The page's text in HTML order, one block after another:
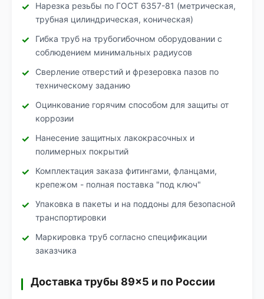
Нарезка резьбы по ГОСТ 6357-81 (метрическая,
трубная цилиндрическая, коническая)
Гибка труб на трубогибочном оборудовании с
соблюдением минимальных радиусов
Сверление отверстий и фрезеровка пазов по
техническому заданию
Оцинкование горячим способом для защиты от
коррозии
Нанесение защитных лакокрасочных и
полимерных покрытий
Комплектация заказа фитингами, фланцами,
крепежом - полная поставка "под ключ"
Упаковка в пакеты и на поддоны для безопасной
транспортировки
Маркировка труб согласно спецификации
заказчика
Доставка трубы 89×5 и по России